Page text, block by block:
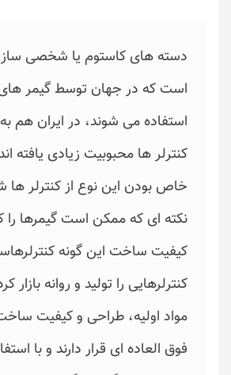
دسته های کاستوم یا شخصی
است که در جهان توسط گیمر
استفاده می شوند، در ایران هم
کنترلر ها محبوبیت زیادی یافته
خاص بودن این نوع از کنترلر
نکته ای که ممکن است گیمرها را
کیفیت ساخت این گونه
کنترلرهایی را تولید و روانه بازار
مواد اولیه، طراحی و کیفیت
فوق العاده ای قرار دارند و با